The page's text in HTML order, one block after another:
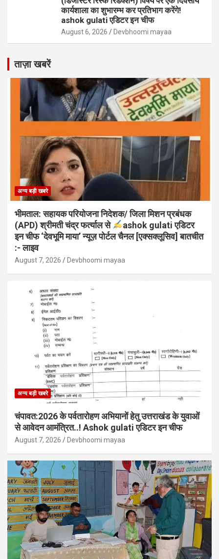
कार्यशाला का शुभारम्भ कर प्रतिभाग करेंगे!
ashok gulati एडिटर इन चीफ
August 6, 2026 Devbhoomi mayaa
ताज़ा खबरें
अन्य बड़ी खबरे
भीमताल: सहायक परियोजना निदेशक/ जिला मिशन प्रबंधक
(APD) श्रीमती चंद्र फर्त्याल से
ashok gulati एडिटर
इन चीफ ‘देवभूमि माया’ न्यूज़ पोर्टल चैनल [एक्सक्लूसिव] बातचीत
:- लाइव
August 7, 2026 Devbhoomi mayaa
अन्य बड़ी खबरे
चंपावत:2026 के पर्वतारोहण अभियानों हेतु उत्तराखंड के युवाओं
से आवेदन आमंत्रित..! Ashok gulati एडिटर इन चीफ
August 7, 2026 Devbhoomi mayaa